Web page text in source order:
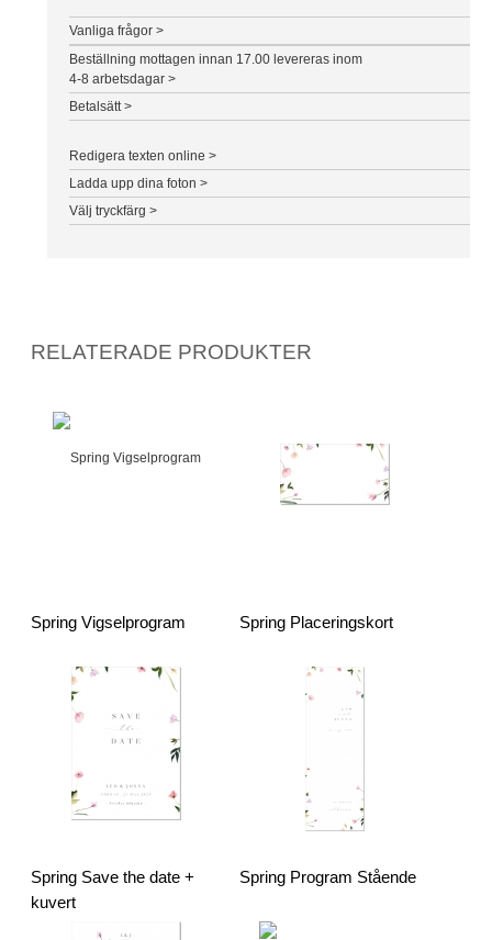
Vanliga frågor >
Beställning mottagen innan 17.00 levereras inom
4-8 arbetsdagar >
Betalsätt >
Redigera texten online >
Ladda upp dina foton >
Välj tryckfärg >
RELATERADE PRODUKTER
Spring Vigselprogram Spring Placeringskort
Spring Save the date +
kuvert
Spring Program Stående